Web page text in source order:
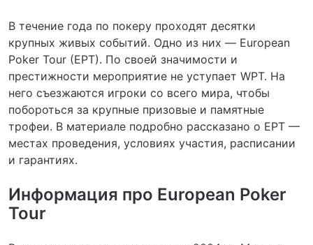
В течение года по покеру проходят десятки
крупных живых событий. Одно из них — European
Poker Tour (EPT). По своей значимости и
престижности мероприятие не уступает WPT. На
него съезжаются игроки со всего мира, чтобы
побороться за крупные призовые и памятные
трофеи. В материале подробно рассказано о EPT —
местах проведения, условиях участия, расписании
и гарантиях.
Информация про European Poker
Tour